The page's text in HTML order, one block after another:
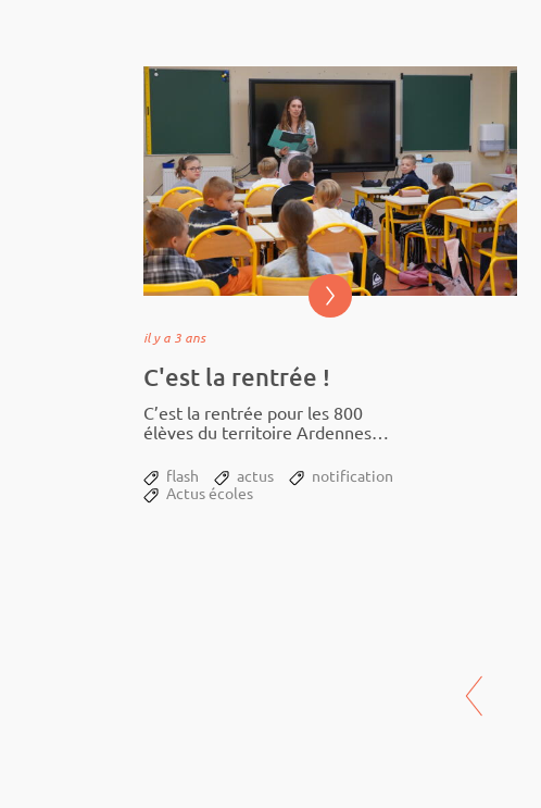
C'est la rentrée !
il y a 3 ans
C’est la rentrée pour les 800
élèves du terri­­­­toire Ardennes
flash actus
notification
Actus écoles